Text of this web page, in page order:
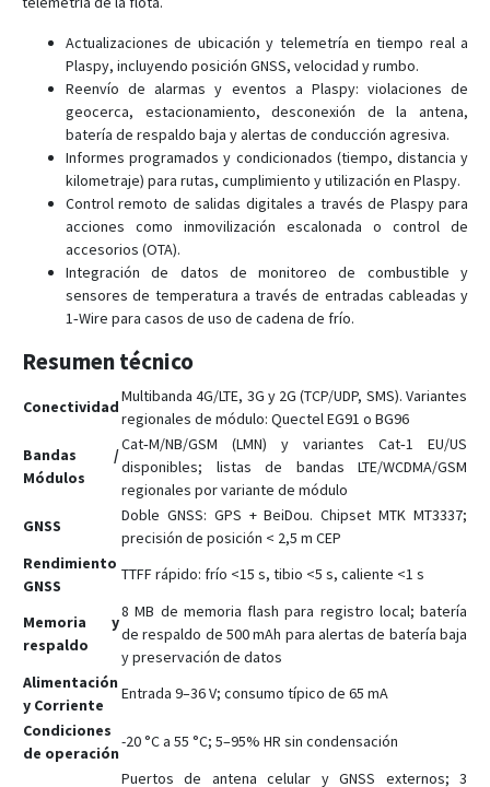
Actualizaciones de ubicación y telemetría en tiempo real a
Plaspy, incluyendo posición GNSS, velocidad y rumbo.
Reenvío de alarmas y eventos a Plaspy: violaciones de
geocerca, estacionamiento, desconexión de la antena,
batería de respaldo baja y alertas de conducción agresiva.
Informes programados y condicionados (tiempo, distancia y
kilometraje) para rutas, cumplimiento y utilización en Plaspy.
Control remoto de salidas digitales a través de Plaspy para
acciones como inmovilización escalonada o control de
accesorios (OTA).
Integración de datos de monitoreo de combustible y
sensores de temperatura a través de entradas cableadas y
1‑Wire para casos de uso de cadena de frío.
Resumen técnico
Conectividad
Multibanda 4G/LTE, 3G y 2G (TCP/UDP, SMS). Variantes
regionales de módulo: Quectel EG91 o BG96
Bandas /
Módulos
Cat‑M/NB/GSM (LMN) y variantes Cat‑1 EU/US
disponibles; listas de bandas LTE/WCDMA/GSM
regionales por variante de módulo
GNSS
Doble GNSS: GPS + BeiDou. Chipset MTK MT3337;
precisión de posición < 2,5 m CEP
Rendimiento
GNSS
TTFF rápido: frío <15 s, tibio <5 s, caliente <1 s
Memoria y
respaldo
8 MB de memoria flash para registro local; batería
de respaldo de 500 mAh para alertas de batería baja
y preservación de datos
Alimentación
y Corriente
Entrada 9–36 V; consumo típico de 65 mA
Condiciones
de operación
-20 °C a 55 °C; 5–95% HR sin condensación
Puertos de antena celular y GNSS externos; 3